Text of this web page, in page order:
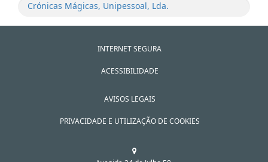
Crónicas Mágicas, Unipessoal, Lda.
INTERNET SEGURA
ACESSIBILIDADE
AVISOS LEGAIS
PRIVACIDADE E UTILIZAÇÃO DE COOKIES